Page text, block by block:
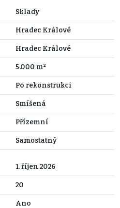
Sklady
Hradec Králové
Hradec Králové
5.000 m²
Po rekonstrukci
Smíšená
Přízemní
Samostatný
1. říjen 2026
20
Ano